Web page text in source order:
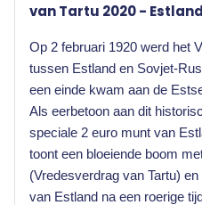
van Tartu 2020 - Estland
Op 2 februari 1920 werd het
tussen Estland en Sovjet-
een einde kwam aan de
Als eerbetoon aan dit
speciale 2 euro munt van
toont een bloeiende boom
(Vredesverdrag van Tartu)
van Estland na een roerige